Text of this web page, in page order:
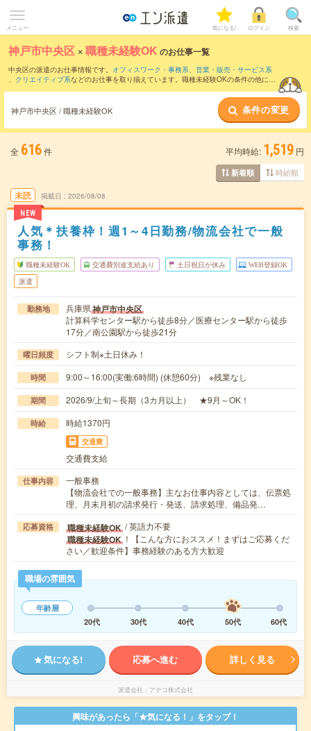
メニュー 気になる! ログイン 検索
神戸市中央区 ×職種未経験OK のお仕事一覧
中央区の派遣のお仕事情報です。 オフィスワーク・事務系、 営業・販売・サービス系
、 クリエイティブ系などのお仕事を取り揃えています。職種未経験OKの条件の他に、
神戸市中央区 / 職種未経験OK 条件の変更
全 616件 平均時給: 1,519 円
新着順 時給順
未読
NEW
掲載日 2026/08/08
人気＊扶養枠！週1～4日勤務/物流会社で一般
事務！
職種未経験OK 交通費別途支給あり 土日祝日が休み WEB登録OK
派遣
勤務地 兵庫県神戸市中央区
計算科学センター駅から徒歩8分／医療センター駅から徒歩
17分／南公園駅から徒歩21分
曜日頻度 シフト制※土日休み！
時間 9:00～16:00(実働:6時間) (休憩60分) ※残業なし
期間 2026/9/上旬～長期（3カ月以上） ★9月～OK！
時給 時給1370円
交通費
交通費支給
仕事内容
一般事務
【物流会社での一般事務】主なお仕事内容としては、伝票処
理、月末月初の請求発行・発送、請求処理、備品発…
応募資格 職種未経験OK / 英語力不要
職種未経験OK ！【こんな方におススメ！まずはご応募くだ
さい／歓迎条件】事務経験のある方大歓迎
職場の雰囲気
年齢層
20代
30代 40代 50代 60代
気になる! 応募へ進む 詳しく見る
派遣会社 アデコ株式会社
興味があったら「★気になる！」をタップ！